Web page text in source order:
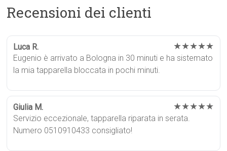
Recensioni dei clienti
Luca R. ★★★★★
Eugenio è arrivato a Bologna in 30 minuti e ha sistemato
la mia tapparella bloccata in pochi minuti.
Giulia M. ★★★★★
Servizio eccezionale, tapparella riparata in serata.
Numero 0510910433 consigliato!